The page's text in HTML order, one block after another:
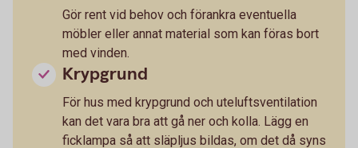
Gör rent vid behov och förankra eventuella
möbler eller annat material som kan föras bort
med vinden.
Krypgrund
För hus med krypgrund och uteluftsventilation
kan det vara bra att gå ner och kolla. Lägg en
ficklampa så att släpljus bildas, om det då syns